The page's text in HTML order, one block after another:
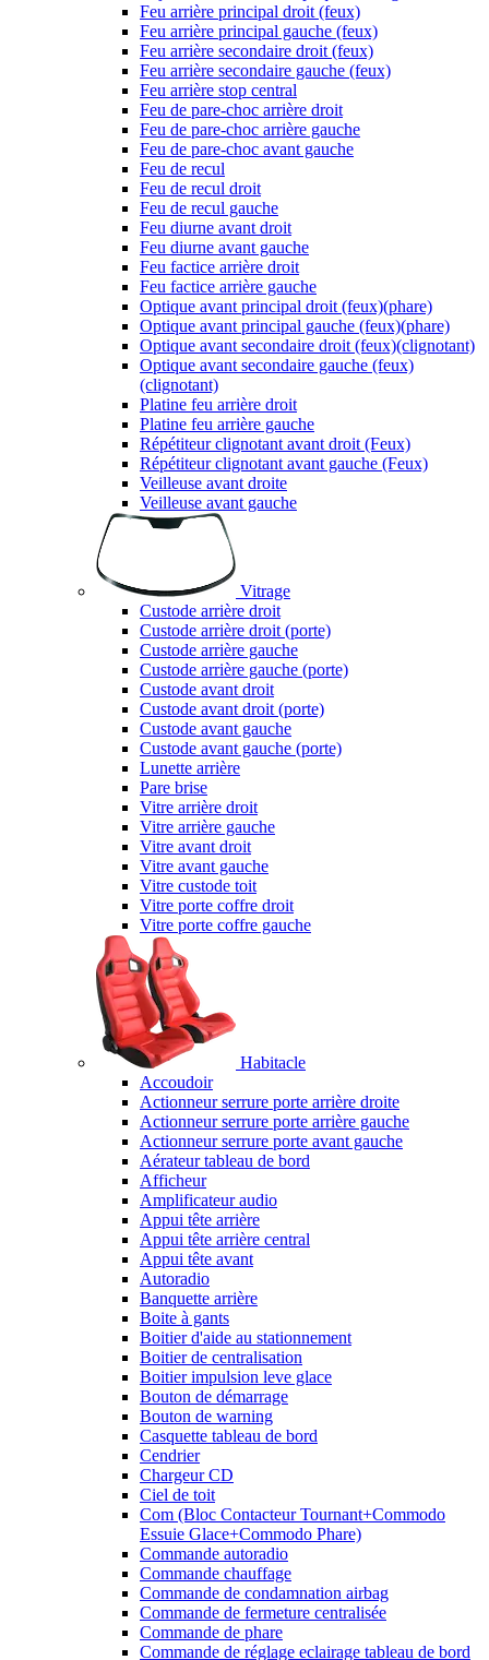
Feu arrière principal droit (feux)
Feu arrière principal gauche (feux)
Feu arrière secondaire droit (feux)
Feu arrière secondaire gauche (feux)
Feu arrière stop central
Feu de pare-choc arrière droit
Feu de pare-choc arrière gauche
Feu de pare-choc avant gauche
Feu de recul
Feu de recul droit
Feu de recul gauche
Feu diurne avant droit
Feu diurne avant gauche
Feu factice arrière droit
Feu factice arrière gauche
Optique avant principal droit (feux)(phare)
Optique avant principal gauche (feux)(phare)
Optique avant secondaire droit (feux)(clignotant)
Optique avant secondaire gauche (feux)
(clignotant)
Platine feu arrière droit
Platine feu arrière gauche
Répétiteur clignotant avant droit (Feux)
Répétiteur clignotant avant gauche (Feux)
Veilleuse avant droite
Veilleuse avant gauche
Vitrage
Custode arrière droit
Custode arrière droit (porte)
Custode arrière gauche
Custode arrière gauche (porte)
Custode avant droit
Custode avant droit (porte)
Custode avant gauche
Custode avant gauche (porte)
Lunette arrière
Pare brise
Vitre arrière droit
Vitre arrière gauche
Vitre avant droit
Vitre avant gauche
Vitre custode toit
Vitre porte coffre droit
Vitre porte coffre gauche
Habitacle
Accoudoir
Actionneur serrure porte arrière droite
Actionneur serrure porte arrière gauche
Actionneur serrure porte avant gauche
Aérateur tableau de bord
Afficheur
Amplificateur audio
Appui tête arrière
Appui tête arrière central
Appui tête avant
Autoradio
Banquette arrière
Boite à gants
Boitier d'aide au stationnement
Boitier de centralisation
Boitier impulsion leve glace
Bouton de démarrage
Bouton de warning
Casquette tableau de bord
Cendrier
Chargeur CD
Ciel de toit
Com (Bloc Contacteur Tournant+Commodo
Essuie Glace+Commodo Phare)
Commande autoradio
Commande chauffage
Commande de condamnation airbag
Commande de fermeture centralisée
Commande de phare
Commande de réglage eclairage tableau de bord